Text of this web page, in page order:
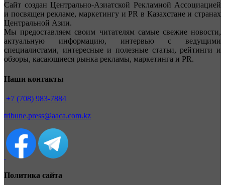
Сайт создан Центрально-Азиатской Рекламной Ассоциацией
и посвящен рекламе, маркетингу и PR в Казахстане и странах
Центральной Азии.
Мы предоставляем своим читателям самые свежие новости,
актуальную информацию, интервью с ведущими
специалистами, интересные и полезные статьи, рейтинги и
обзоры, касающиеся рынка рекламы, маркетинга и PR.
Наши контакты
+7 (708) 983-7884
tribune.press@aaca.com.kz
Политика сайта